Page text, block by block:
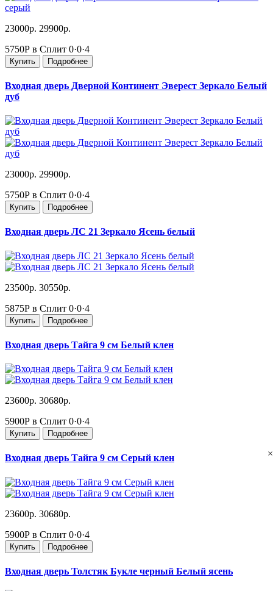
23000р. 29900р.
5750Р в Сплит 0·0·4
Купить Подробнее
Входная дверь Дверной Континент Эверест Зеркало Белый
дуб
23000р. 29900р.
5750Р в Сплит 0·0·4
Купить Подробнее
Входная дверь ЛС 21 Зеркало Ясень белый
23500р. 30550р.
5875Р в Сплит 0·0·4
Купить Подробнее
Входная дверь Тайга 9 см Белый клен
23600р. 30680р.
5900Р в Сплит 0·0·4
Купить Подробнее
Входная дверь Тайга 9 см Серый клен
23600р. 30680р.
5900Р в Сплит 0·0·4
Купить Подробнее
Входная дверь Толстяк Букле черный Белый ясень
×